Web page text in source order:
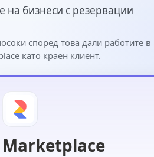
бизнеси с резервации
според това дали работите в
като краен клиент.
Marketplace